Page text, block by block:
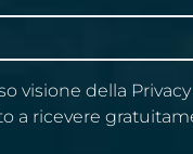
visione della
a ricevere